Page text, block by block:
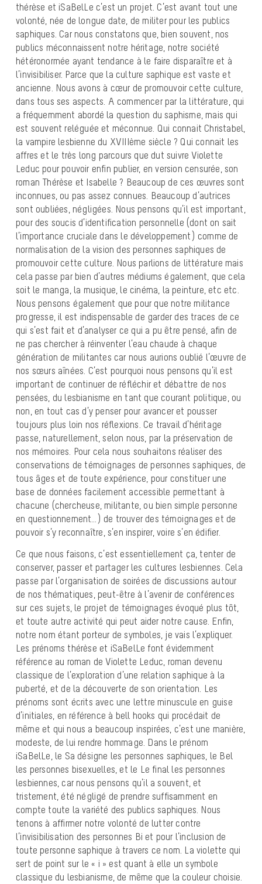
thérèse et iSaBelLe c’est un projet. C’est avant tout une
volonté, née de longue date, de militer pour les publics
saphiques. Car nous constatons que, bien souvent, nos
publics méconnaissent notre héritage, notre société
hétéronormée ayant tendance à le faire disparaître et à
l’invisibiliser. Parce que la culture saphique est vaste et
ancienne. Nous avons à cœur de promouvoir cette culture,
dans tous ses aspects. A commencer par la littérature, qui
a fréquemment abordé la question du saphisme, mais qui
est souvent reléguée et méconnue. Qui connait Christabel,
la vampire lesbienne du XVIIIème siècle ? Qui connait les
affres et le très long parcours que dut suivre Violette
Leduc pour pouvoir enfin publier, en version censurée, son
roman Thérèse et Isabelle ? Beaucoup de ces œuvres sont
inconnues, ou pas assez connues. Beaucoup d’autrices
sont oubliées, négligées. Nous pensons qu’il est important,
pour des soucis d’identification personnelle (dont on sait
l’importance cruciale dans le développement) comme de
normalisation de la vision des personnes saphiques de
promouvoir cette culture. Nous parlions de littérature mais
cela passe par bien d’autres médiums également, que cela
soit le manga, la musique, le cinéma, la peinture, etc etc.
Nous pensons également que pour que notre militance
progresse, il est indispensable de garder des traces de ce
qui s’est fait et d’analyser ce qui a pu être pensé, afin de
ne pas chercher à réinventer l’eau chaude à chaque
génération de militantes car nous aurions oublié l’œuvre de
nos sœurs aînées. C’est pourquoi nous pensons qu’il est
important de continuer de réfléchir et débattre de nos
pensées, du lesbianisme en tant que courant politique, ou
non, en tout cas d’y penser pour avancer et pousser
toujours plus loin nos réflexions. Ce travail d’héritage
passe, naturellement, selon nous, par la préservation de
nos mémoires. Pour cela nous souhaitons réaliser des
conservations de témoignages de personnes saphiques, de
tous âges et de toute expérience, pour constituer une
base de données facilement accessible permettant à
chacune (chercheuse, militante, ou bien simple personne
en questionnement…) de trouver des témoignages et de
pouvoir s’y reconnaître, s’en inspirer, voire s’en édifier.
Ce que nous faisons, c’est essentiellement ça, tenter de
conserver, passer et partager les cultures lesbiennes. Cela
passe par l’organisation de soirées de discussions autour
de nos thématiques, peut-être à l’avenir de conférences
sur ces sujets, le projet de témoignages évoqué plus tôt,
et toute autre activité qui peut aider notre cause. Enfin,
notre nom étant porteur de symboles, je vais l’expliquer.
Les prénoms thérèse et iSaBelLe font évidemment
référence au roman de Violette Leduc, roman devenu
classique de l’exploration d’une relation saphique à la
puberté, et de la découverte de son orientation. Les
prénoms sont écrits avec une lettre minuscule en guise
d’initiales, en référence à bell hooks qui procédait de
même et qui nous a beaucoup inspirées, c’est une manière,
modeste, de lui rendre hommage. Dans le prénom
iSaBelLe, le Sa désigne les personnes saphiques, le Bel
les personnes bisexuelles, et le Le final les personnes
lesbiennes, car nous pensons qu’il a souvent, et
tristement, été négligé de prendre suffisamment en
compte toute la variété des publics saphiques. Nous
tenons à affirmer notre volonté de lutter contre
l’invisibilisation des personnes Bi et pour l’inclusion de
toute personne saphique à travers ce nom. La violette qui
sert de point sur le « i » est quant à elle un symbole
classique du lesbianisme, de même que la couleur choisie.